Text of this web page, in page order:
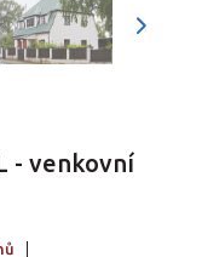
- venkovní